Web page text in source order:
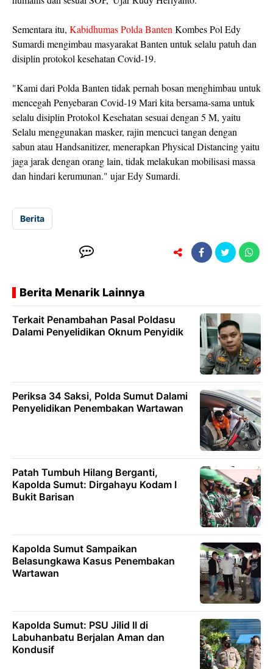
Sementara itu, Kabidhumas Polda Banten Kombes Pol Edy
Sumardi mengimbau masyarakat Banten untuk selalu patuh dan
disiplin protokol kesehatan Covid-19.
"Kami dari Polda Banten tidak pernah bosan menghimbau untuk
mencegah Penyebaran Covid-19 Mari kita bersama-sama untuk
selalu disiplin Protokol Kesehatan sesuai dengan 5 M, yaitu
Selalu menggunakan masker, rajin mencuci tangan dengan
sabun atau Handsanitizer, menerapkan Physical Distancing yaitu
jaga jarak dengan orang lain, tidak melakukan mobilisasi massa
dan hindari kerumunan." ujar Edy Sumardi.
Berita
Berita Menarik Lainnya
Terkait Penambahan Pasal Poldasu
Dalami Penyelidikan Oknum Penyidik
Periksa 34 Saksi, Polda Sumut Dalami
Penyelidikan Penembakan Wartawan
Patah Tumbuh Hilang Berganti,
Kapolda Sumut: Dirgahayu Kodam I
Bukit Barisan
Kapolda Sumut Sampaikan
Belasungkawa Kasus Penembakan
Wartawan
Kapolda Sumut: PSU Jilid II di
Labuhanbatu Berjalan Aman dan
Kondusif